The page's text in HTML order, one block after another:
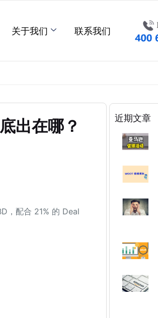
关于我们 联系我们
出在哪？
，配合 21% 的 Deal
近期文章